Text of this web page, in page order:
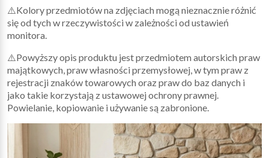
⚠️Kolory przedmiotów na zdjęciach mogą nieznacznie różnić
się od tych w rzeczywistości w zależności od ustawień
monitora.
⚠️Powyższy opis produktu jest przedmiotem autorskich praw
majątkowych, praw własności przemysłowej, w tym praw z
rejestracji znaków towarowych oraz praw do baz danych i
jako takie korzystają z ustawowej ochrony prawnej.
Powielanie, kopiowanie i używanie są zabronione.